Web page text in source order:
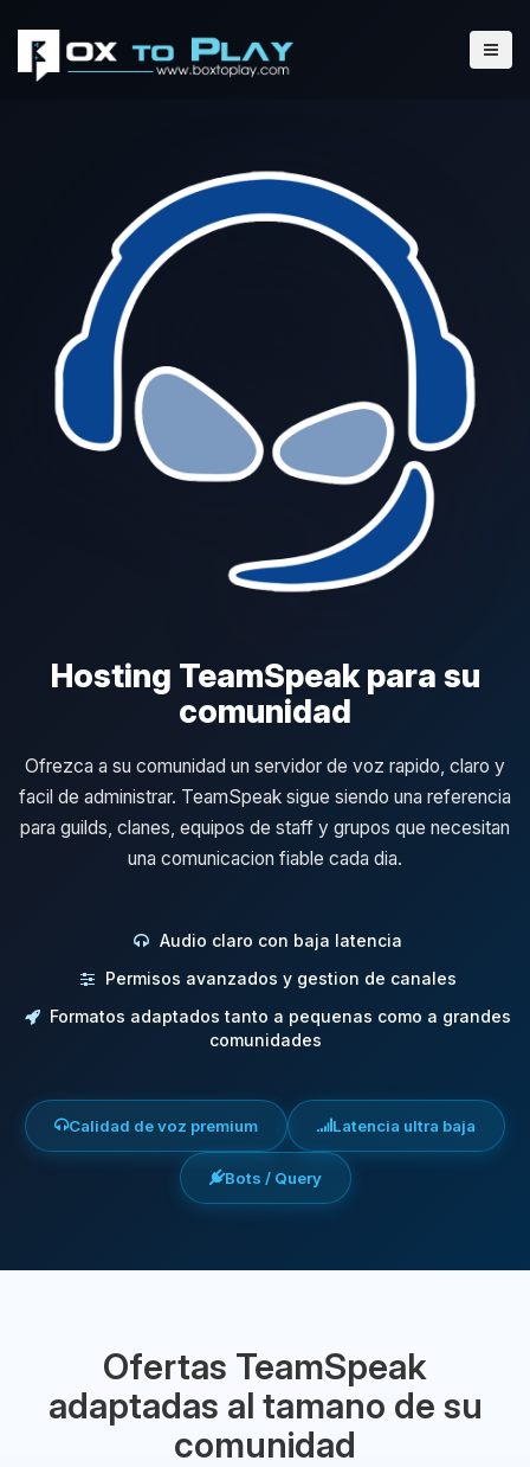
Hosting TeamSpeak para su
comunidad
Ofrezca a su comunidad un servidor de voz rapido, claro y
facil de administrar. TeamSpeak sigue siendo una referencia
para guilds, clanes, equipos de staff y grupos que necesitan
una comunicacion fiable cada dia.
Audio claro con baja latencia
Permisos avanzados y gestion de canales
Formatos adaptados tanto a pequenas como a grandes
comunidades
Calidad de voz premium Latencia ultra baja
Bots / Query
Ofertas TeamSpeak
adaptadas al tamano de su
comunidad